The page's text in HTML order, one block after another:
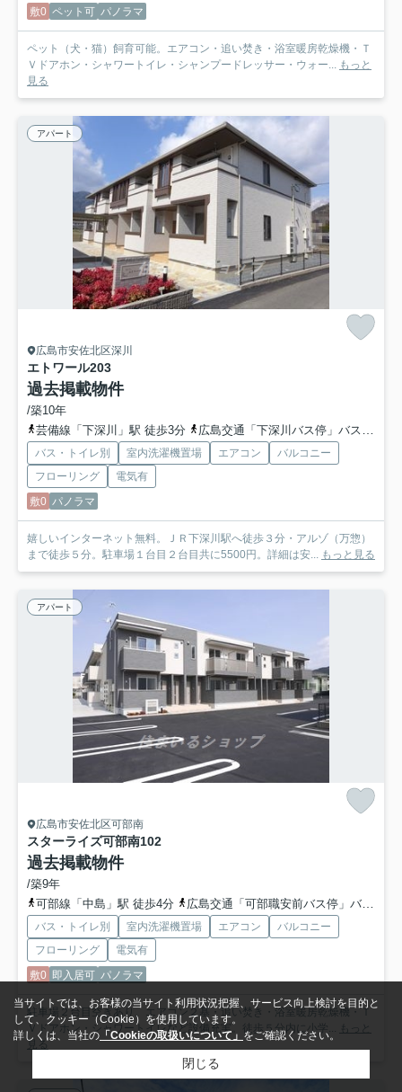
敷0 ペット可 パノラマ
ペット（犬・猫）飼育可能。エアコン・追い焚き・浴室暖房乾燥機・Ｔ
Ｖドアホン・シャワートイレ・シャンプードレッサー・ウォー...
もっと
見る
アパート
広島市安佐北区深川
エトワール203
過去掲載物件
/築10年
芸備線「下深川」駅 徒歩3分
広島交通「下深川バス停」バス停下車 徒歩3分
バス・トイレ別 室内洗濯機置場 エアコン
バルコニー
フローリング
電気有
敷0 パノラマ
嬉しいインターネット無料。ＪＲ下深川駅へ徒歩３分・アルゾ（万惣）
まで徒歩５分。駐車場１台目２台目共に5500円。詳細は安...
もっと見る
アパート
広島市安佐北区可部南
スターライズ可部南102
過去掲載物件
/築9年
可部線「中島」駅 徒歩4分
広島交通「可部職安前バス停」バス停下車 徒歩2分
バス・トイレ別 室内洗濯機置場 エアコン
バルコニー
フローリング
電気有
敷0 即入居可 パノラマ
駐車場２台目空きあり。エアコン２基・追い焚き・浴室暖房乾燥機・Ｔ
Ｖドアホン・シャワートイレなど設備充実。徒歩５分内に小学... もっと
見る
当サイトでは、お客様の当サイト利用状況把握、サービス向上検討を目的と
して、クッキー（Cookie）を使用しています。
詳しくは、当社の 「Cookieの取扱いについて」 をご確認ください。
閉じる